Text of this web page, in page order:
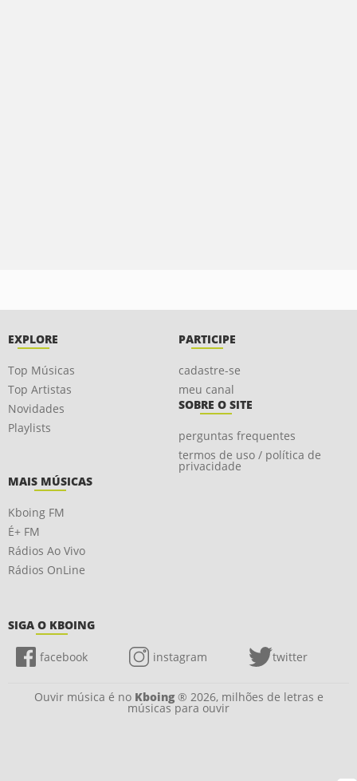
EXPLORE
Top Músicas
Top Artistas
Novidades
Playlists
PARTICIPE
cadastre-se
meu canal
SOBRE O SITE
perguntas frequentes
termos de uso / política de
privacidade
MAIS MÚSICAS
Kboing FM
É+ FM
Rádios Ao Vivo
Rádios OnLine
SIGA O KBOING
facebook instagram twitter
Ouvir música é no Kboing® 2026, milhões de letras e
músicas para ouvir